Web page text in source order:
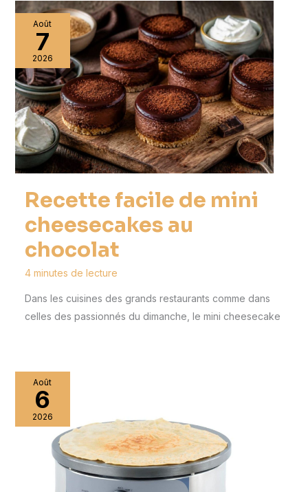
Août
7
2026
Recette facile de mini
cheesecakes au
chocolat
4 minutes de lecture
Dans les cuisines des grands restaurants comme dans
celles des passionnés du dimanche, le mini cheesecake
Août
6
2026